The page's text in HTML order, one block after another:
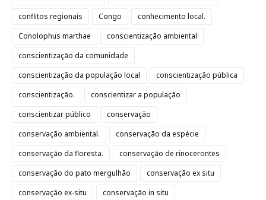
conflitos regionais
Congo
conhecimento local.
Conolophus marthae
conscientização ambiental
conscientização da comunidade
conscientização da população local
conscientização pública
conscientização.
conscientizar a população
conscientizar público
conservação
conservação ambiental.
conservação da espécie
conservação da floresta.
conservação de rinocerontes
conservação do pato mergulhão
conservação ex situ
conservação ex-situ
conservação in situ